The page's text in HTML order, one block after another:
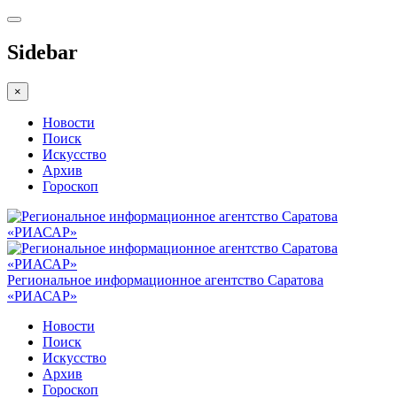
Sidebar
×
Новости
Поиск
Искусство
Архив
Гороскоп
Региональное информационное агентство Саратова
«РИАСАР»
Новости
Поиск
Искусство
Архив
Гороскоп